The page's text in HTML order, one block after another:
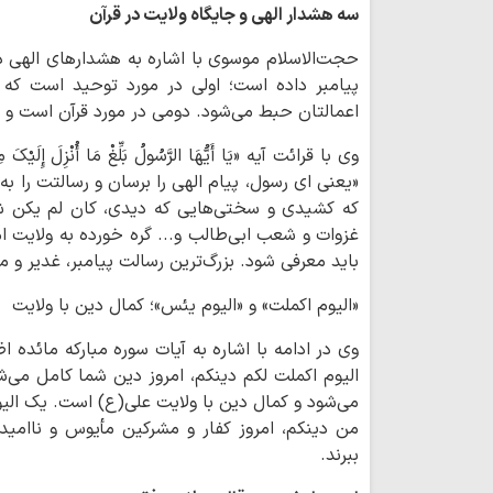
سه هشدار الهی و جایگاه ولایت در قرآن
حجت‌الاسلام موسوی با اشاره به هشدارهای
پیامبر داده است؛ اولی در مورد توحید است که
اعمالتان حبط می‌شود. دومی در مورد قرآن است
وی با قرائت آیه «یَا أَیُّهَا الرَّسُولُ بَلِّغْ مَا أُنْزِلَ
«یعنی ای رسول، پیام الهی را برسان و رسالتت را
که کشیدی و سختی‌هایی که دیدی، کان لم یکن
غزوات و شعب ابی‌طالب و... گره خورده به ولایت
باید معرفی شود. بزرگ‌ترین رسالت پیامبر، غدیر
«الیوم اکملت» و «الیوم یئس»؛ کمال دین با ولایت
وی در ادامه با اشاره به آیات سوره مبارکه مائده
الیوم اکملت لکم دینکم، امروز دین شما کامل
می‌شود و کمال دین با ولایت علی(ع) است. یک
من دینکم، امروز کفار و مشرکین مأیوس و
ببرند.